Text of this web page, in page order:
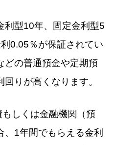
利型10年、固定金利型5
0.05％が保証されてい
どの普通預金や定期預
りが高くなります。
しくは金融機関（預
1年間でもらえる金利